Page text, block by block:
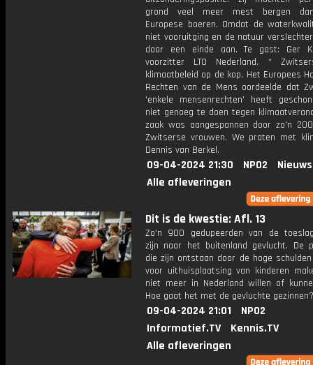
grond veel meer mest bergen
Europese boeren. Omdat de
niet vooruitging en de natuur
daar een einde aan. Te gast: Ger
voorzitter LTO Nederland. *
klimaatbeleid op de kop. Het Europees
Rechten van de Mens oordeelde dat
'enkele mensenrechten' heeft
niet genoeg te doen tegen
zaak was aangespannen door zo'n
Zwitserse vrouwen. We praten met
Dennis van Berkel.
09-04-2024 21:30 NPO2
Alle afleveringen
Dit is de kwestie: Afl. 13
Zo'n 900 gedupeerden van de
zijn naar het buitenland gevlucht. De
die zijn ontstaan door de hoge
voor uithuisplaatsing van kinderen
niet meer in Nederland willen of
Hoe gaat het met de gevluchte gezinnen?
09-04-2024 21:01
NPO2
Informatief.TV
Kennis.TV
Alle afleveringen